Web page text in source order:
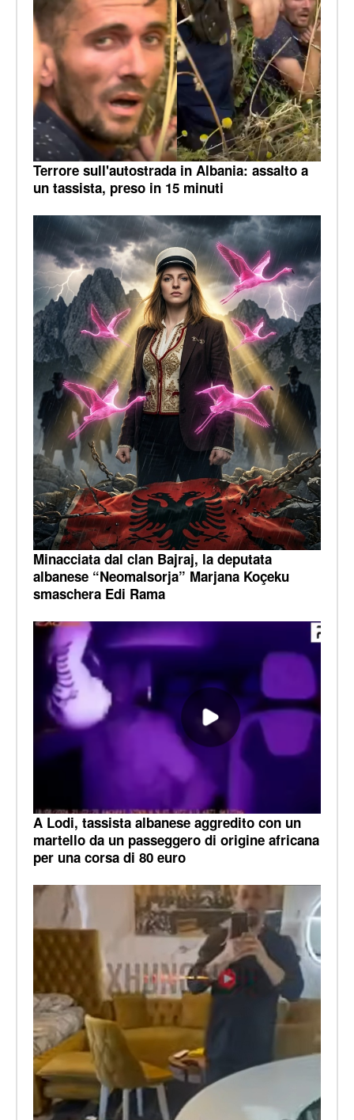
Terrore sull'autostrada in Albania: assalto a
un tassista, preso in 15 minuti
Minacciata dal clan Bajraj, la deputata
albanese “Neomalsorja” Marjana Koçeku
smaschera Edi Rama
A Lodi, tassista albanese aggredito con un
martello da un passeggero di origine africana
per una corsa di 80 euro